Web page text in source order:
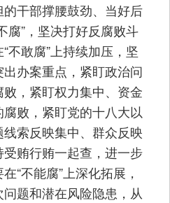
干部撑腰鼓劲、当好后
腐”，坚决打好反腐败斗
不敢腐”上持续加压，坚
办案重点，紧盯政治问
，紧盯权力集中、资金
败，紧盯党的十八大以
索反映集中、群众反映
贿行贿一起查，进一步
“不能腐”上深化拓展，
题和潜在风险隐患，从